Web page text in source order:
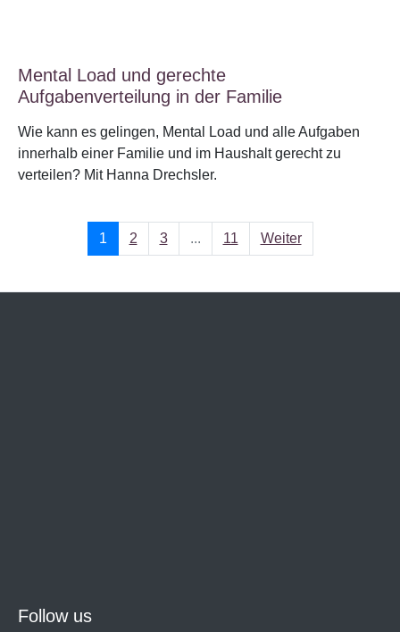
Mental Load und gerechte
Aufgabenverteilung in der Familie
Wie kann es gelingen, Mental Load und alle Aufgaben
innerhalb einer Familie und im Haushalt gerecht zu
verteilen? Mit Hanna Drechsler.
1 2 3 ... 11 Weiter
Follow us